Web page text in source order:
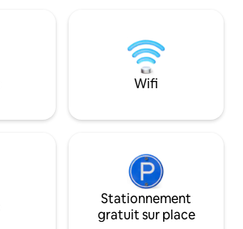
espace
aliments dispose
d'un grille-pain,
réfrigérateur. Il
mile et Hood River
plat, d'une
BluRayDVD et
Vous aurez
en terrasse de la
extérieures, au
Wifi
Stationnement
gratuit sur place